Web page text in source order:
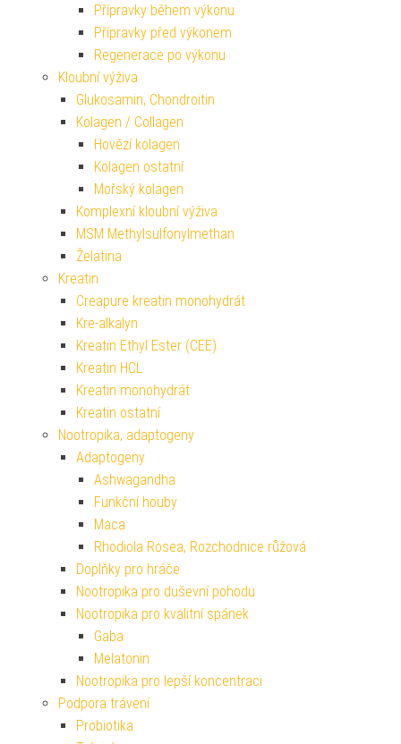
Přípravky během výkonu
Přípravky před výkonem
Regenerace po výkonu
Kloubní výživa
Glukosamin, Chondroitin
Kolagen / Collagen
Hovězí kolagen
Kolagen ostatní
Mořský kolagen
Komplexní kloubní výživa
MSM Methylsulfonylmethan
Želatina
Kreatin
Creapure kreatin monohydrát
Kre-alkalyn
Kreatin Ethyl Ester (CEE)
Kreatin HCL
Kreatin monohydrát
Kreatin ostatní
Nootropika, adaptogeny
Adaptogeny
Ashwagandha
Funkční houby
Maca
Rhodiola Rosea, Rozchodnice růžová
Doplňky pro hráče
Nootropika pro duševní pohodu
Nootropika pro kvalitní spánek
Gaba
Melatonin
Nootropika pro lepší koncentraci
Podpora trávení
Probiotika